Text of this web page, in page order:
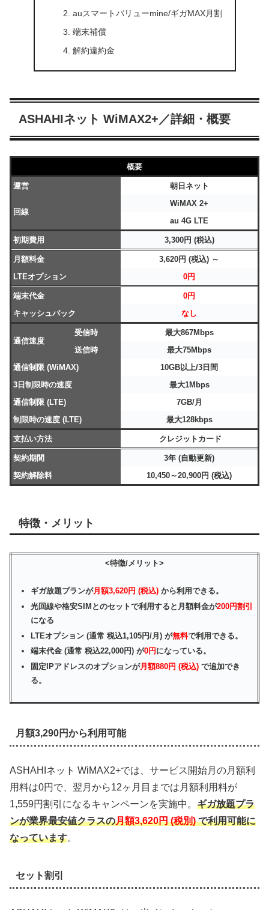
auスマートバリューmine/ギガMAX月割
端末補償
解約違約金
ASHAHIネット WiMAX2+／詳細・概要
概要
運営 朝日ネット
回線
WiMAX 2+
au 4G LTE
初期費用 3,300円 (税込)
月額料金
3,620円 (税込) ～
LTEオプション
0円
端末代金
0円
キャッシュバック
なし
通信速度
受信時
最大867Mbps
送信時
最大75Mbps
通信制限 (WiMAX)
10GB以上/3日間
3日制限時の速度
最大1Mbps
通信制限 (LTE)
7GB/月
制限時の速度 (LTE)
最大128kbps
支払い方法 クレジットカード
契約期間
3年 (自動更新)
契約解除料
10,450～20,900円 (税込)
特徴・メリット
<特徴/メリット>
ギガ放題プランが月額3,620円 (税込) から利用できる。
光回線や格安SIMとのセットで利用すると月額料金が200円割引
になる
LTEオプション (通常 税込1,105円/月) が無料で利用できる。
端末代金 (通常 税込22,000円) が0円 になっている。
固定IPアドレスのオプションが月額880円 (税込) で追加でき
る。
月額3,290円から利用可能
ASHAHIネット WiMAX2+では、サービス開始月の月額利
用料は0円で、翌月から12ヶ月目までは月額利用料が
1,559円割引になるキャンペーンを実施中。 ギガ放題プラ
ンが業界最安値クラスの月額3,620円 (税別)で利用可能に
なっています。
セット割引